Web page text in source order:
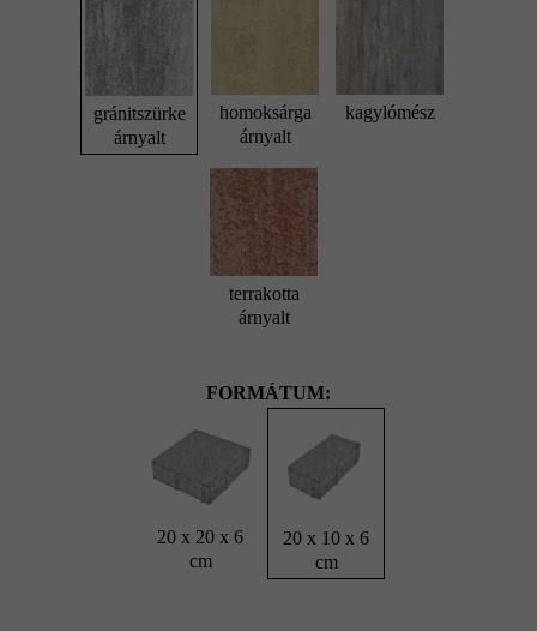
gránitszürke
árnyalt
homoksárga
árnyalt
kagylómész
terrakotta
árnyalt
FORMÁTUM:
20 x 20 x 6
cm
20 x 10 x 6
cm